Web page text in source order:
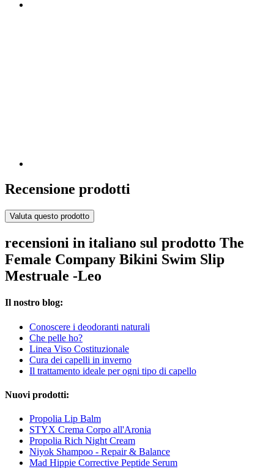
Recensione prodotti
Valuta questo prodotto
recensioni in italiano sul prodotto The
Female Company Bikini Swim Slip
Mestruale -Leo
Il nostro blog:
Conoscere i deodoranti naturali
Che pelle ho?
Linea Viso Costituzionale
Cura dei capelli in inverno
Il trattamento ideale per ogni tipo di capello
Nuovi prodotti:
Propolia Lip Balm
STYX Crema Corpo all'Aronia
Propolia Rich Night Cream
Niyok Shampoo - Repair & Balance
Mad Hippie Corrective Peptide Serum